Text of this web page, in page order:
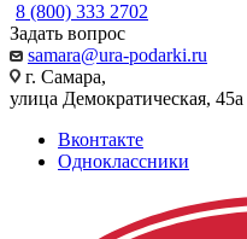
8 (800) 333 2702
Задать вопрос
samara@ura-podarki.ru
г. Самара,
улица Демократическая, 45а
Вконтакте
Одноклассники